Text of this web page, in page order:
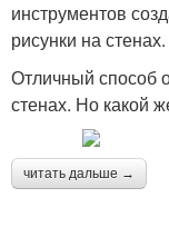
инструментов
рисунки на стенах.
Отличный способ
стенах. Но какой
читать дальше →